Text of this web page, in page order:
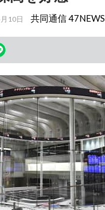
10日 共同通信 47NEWS